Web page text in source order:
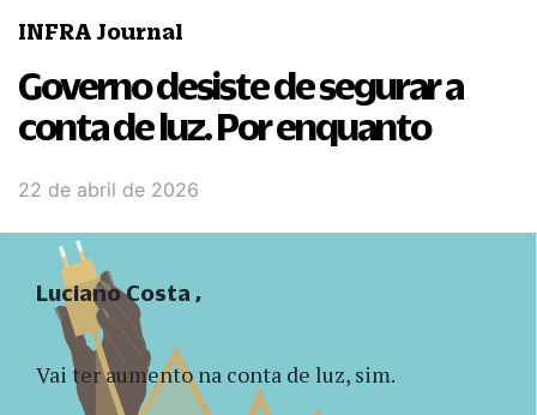
INFRA Journal
Governo desiste de segurar a
conta de luz. Por enquanto
22 de abril de 2026
Vai ter aumento na conta de luz, sim.
Luciano Costa